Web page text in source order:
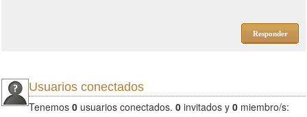
Responder
Usuarios conectados
Tenemos 0 usuarios conectados. 0 invitados y 0 miembro/s: